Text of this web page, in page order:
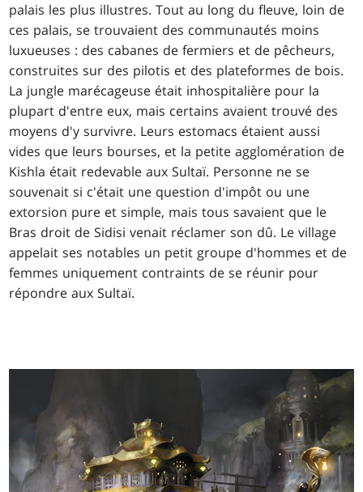
palais les plus illustres. Tout au long du fleuve, loin de
ces palais, se trouvaient des communautés moins
luxueuses : des cabanes de fermiers et de pêcheurs,
construites sur des pilotis et des plateformes de bois.
La jungle marécageuse était inhospitalière pour la
plupart d'entre eux, mais certains avaient trouvé des
moyens d'y survivre. Leurs estomacs étaient aussi
vides que leurs bourses, et la petite agglomération de
Kishla était redevable aux Sultaï. Personne ne se
souvenait si c'était une question d'impôt ou une
extorsion pure et simple, mais tous savaient que le
Bras droit de Sidisi venait réclamer son dû. Le village
appelait ses notables un petit groupe d'hommes et de
femmes uniquement contraints de se réunir pour
répondre aux Sultaï.